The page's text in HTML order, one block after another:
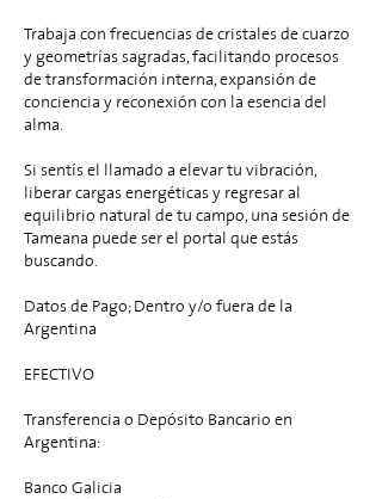
Trabaja con frecuencias de cristales de cuarzo
y geometrías sagradas, facilitando procesos
de transformación interna, expansión de
conciencia y reconexión con la esencia del
alma.
Si sentís el llamado a elevar tu vibración,
liberar cargas energéticas y regresar al
equilibrio natural de tu campo, una sesión de
Tameana puede ser el portal que estás
buscando.
Datos de Pago; Dentro y/o fuera de la
Argentina
EFECTIVO
Transferencia o Depósito Bancario en
Argentina:
Banco Galicia